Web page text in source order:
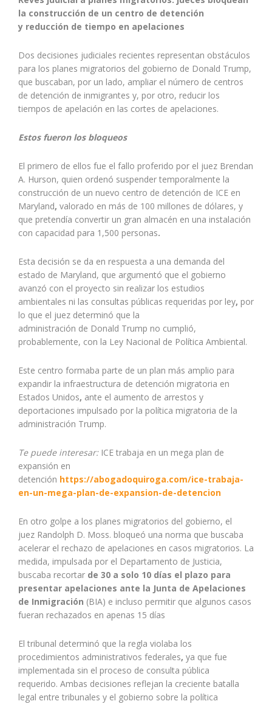
la construcción de un centro de detención
y reducción de tiempo en apelaciones
Dos decisiones judiciales recientes representan obstáculos
para los planes migratorios del gobierno de Donald Trump,
que buscaban, por un lado, ampliar el número de centros
de detención de inmigrantes y, por otro, reducir los
tiempos de apelación en las cortes de apelaciones.
Estos fueron los bloqueos
El primero de ellos fue el fallo proferido por el juez Brendan
A. Hurson, quien ordenó suspender temporalmente la
construcción de un nuevo centro de detención de ICE en
Maryland, valorado en más de 100 millones de dólares, y
que pretendía convertir un gran almacén en una instalación
con capacidad para 1,500 personas.
Esta decisión se da en respuesta a una demanda del
estado de Maryland, que argumentó que el gobierno
avanzó con el proyecto sin realizar los estudios
ambientales ni las consultas públicas requeridas por ley, por
lo que el juez determinó que la
administración de Donald Trump no cumplió,
probablemente, con la Ley Nacional de Política Ambiental.
Este centro formaba parte de un plan más amplio para
expandir la infraestructura de detención migratoria en
Estados Unidos, ante el aumento de arrestos y
deportaciones impulsado por la política migratoria de la
administración Trump.
Te puede interesar: ICE trabaja en un mega plan de
expansión en
detención https://abogadoquiroga.com/ice-trabaja-
en-un-mega-plan-de-expansion-de-detencion
En otro golpe a los planes migratorios del gobierno, el
juez Randolph D. Moss. bloqueó una norma que buscaba
acelerar el rechazo de apelaciones en casos migratorios. La
medida, impulsada por el Departamento de Justicia,
buscaba recortar de 30 a solo 10 días el plazo para
presentar apelaciones ante la Junta de Apelaciones
de Inmigración (BIA) e incluso permitir que algunos casos
fueran rechazados en apenas 15 días
El tribunal determinó que la regla violaba los
procedimientos administrativos federales, ya que fue
implementada sin el proceso de consulta pública
requerido. Ambas decisiones reflejan la creciente batalla
legal entre tribunales y el gobierno sobre la política